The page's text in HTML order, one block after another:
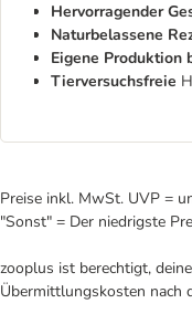
Hervorragender
Naturbelassene
Eigene Produktion
Tierversuchsfreie
Preise inkl. MwSt. UVP =
"Sonst" = Der niedrigste
zooplus ist berechtigt,
Übermittlungskosten nach